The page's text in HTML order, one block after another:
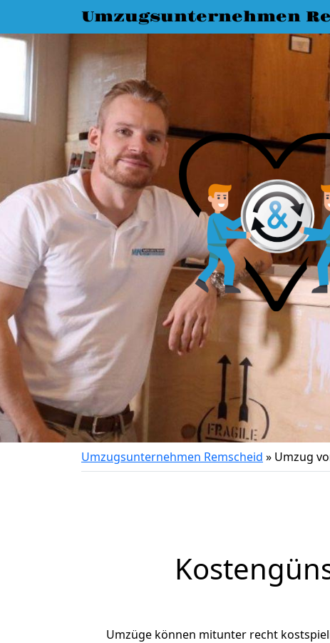
Umzugsunternehmen
Umzugsunternehmen Remscheid » Umzug
Umzüge können mitunter recht